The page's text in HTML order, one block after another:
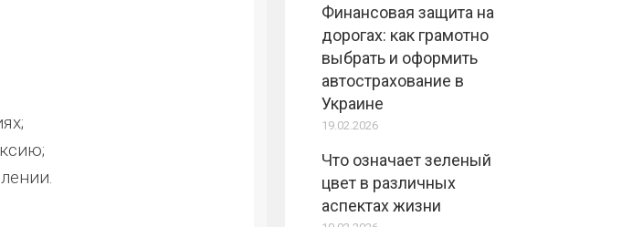
Финансовая защита на
дорогах: как грамотно
выбрать и оформить
автострахование в
Украине
19.02.2026
Что означает зеленый
цвет в различных
аспектах жизни